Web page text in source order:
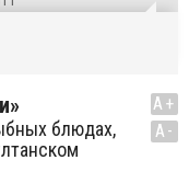
блюдах,
A+
A-